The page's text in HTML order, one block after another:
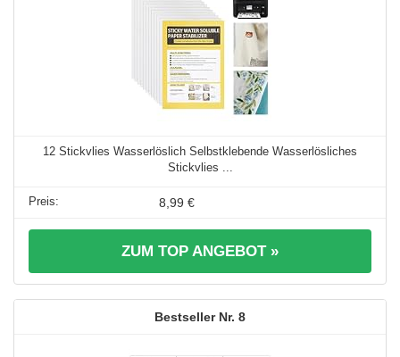
12 Stickvlies Wasserlöslich Selbstklebende Wasserlösliches
Stickvlies ...
8,99 €
ZUM TOP ANGEBOT »
8